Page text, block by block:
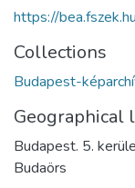
https://
Collections
Budapest-
Geographical
Budapest. 5.
Budaörs